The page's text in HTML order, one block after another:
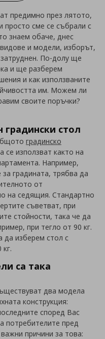
предимно през лятото,
просто сме се събрали с
знаем обаче, днес
и модели, изборът,
По-долу ще
и ще разберем
и как използваните
им. Можем ли
своите поръчки?
градински стол
градинско
използват както на
Например,
градината, трябва да
от
на седящия. Стандартно
съветват, при
стойности, така че да
при тегло от 90 кг.
да изберем стол с
са така
два модела
конструкция:
според Вас
потребителите пред
причини за това: